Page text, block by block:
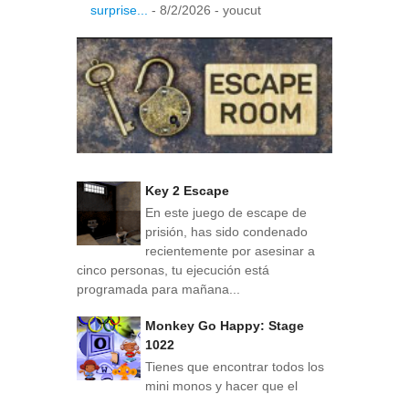
surprise...
- 8/2/2026 - youcut
Key 2 Escape
En este juego de escape de
prisión, has sido condenado
recientemente por asesinar a
cinco personas, tu ejecución está
programada para mañana...
Monkey Go Happy: Stage
1022
Tienes que encontrar todos los
mini monos y hacer que el